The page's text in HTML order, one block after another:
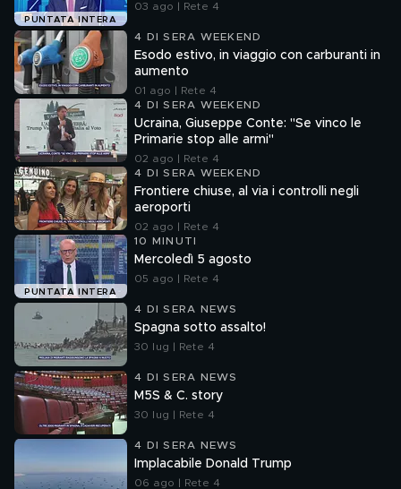
PUNTATA INTERA
03 ago | Rete 4
4 DI SERA WEEKEND
Esodo estivo, in viaggio con carburanti in
aumento
01 ago | Rete 4
4 DI SERA WEEKEND
Ucraina, Giuseppe Conte: "Se vinco le
Primarie stop alle armi"
02 ago | Rete 4
4 DI SERA WEEKEND
Frontiere chiuse, al via i controlli negli
aeroporti
02 ago | Rete 4
PUNTATA INTERA
10 MINUTI
Mercoledì 5 agosto
05 ago | Rete 4
4 DI SERA NEWS
Spagna sotto assalto!
30 lug | Rete 4
4 DI SERA NEWS
M5S & C. story
30 lug | Rete 4
4 DI SERA NEWS
Implacabile Donald Trump
06 ago | Rete 4